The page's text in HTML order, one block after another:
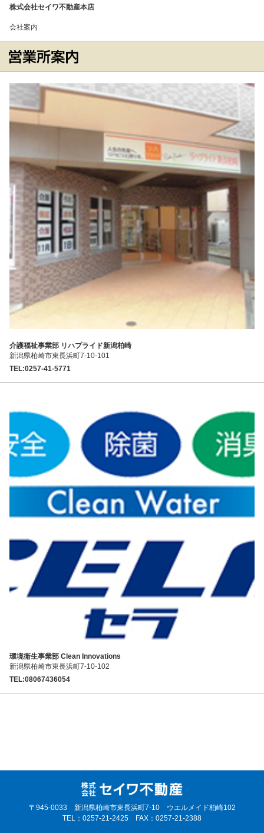
株式会社セイワ不動産本店
会社案内
介護福祉事業部 リハプライド新潟柏崎
新潟県柏崎市東長浜町7-10-101
TEL:0257-41-5771
環境衛生事業部 Clean Innovations
新潟県柏崎市東長浜町7-10-102
TEL:08067436054
〒945-0033 新潟県柏崎市東長浜町7-10 ウエルメイド柏崎102
TEL：0257-21-2425 FAX：0257-21-2388